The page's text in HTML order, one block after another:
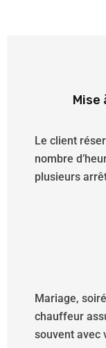
Mise
Le client
nombre
plusieurs
Mariage,
chauffeur
souvent avec